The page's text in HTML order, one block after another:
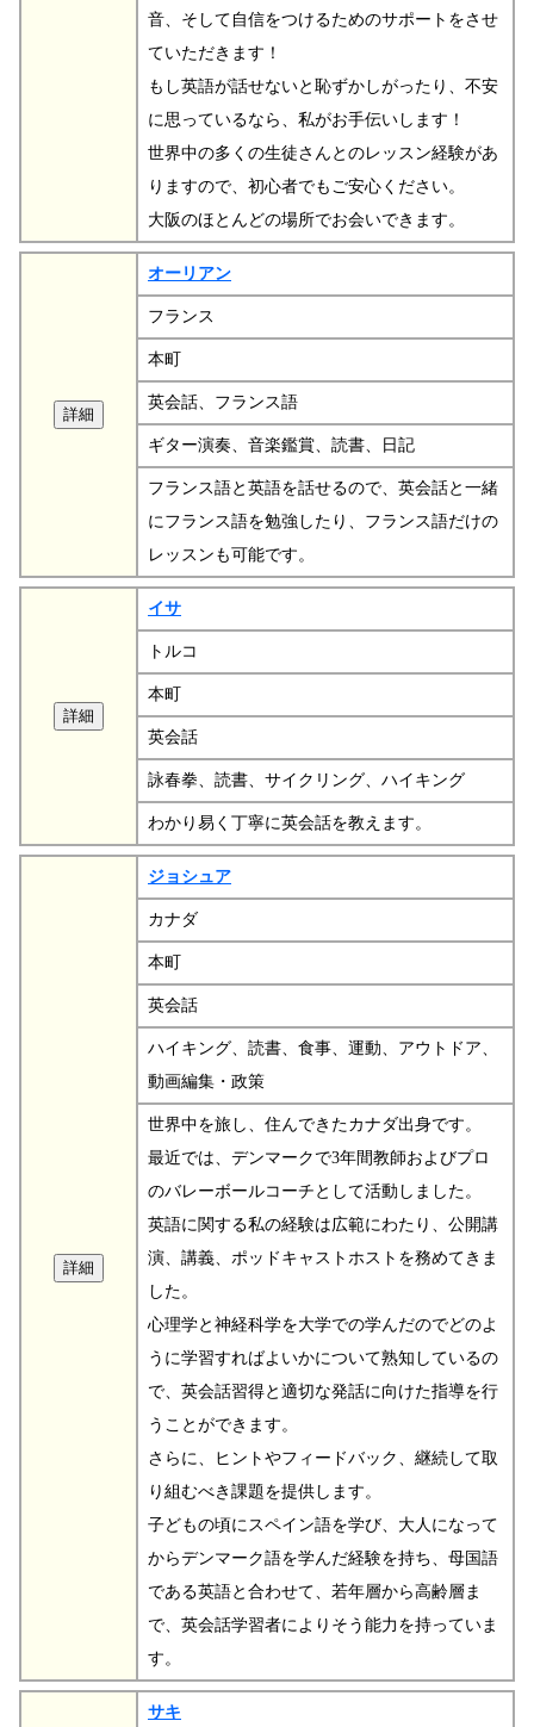
音、そして自信をつけるためのサポートをさせ
ていただきます！
もし英語が話せないと恥ずかしがったり、不安
に思っているなら、私がお手伝いします！
世界中の多くの生徒さんとのレッスン経験があ
りますので、初心者でもご安心ください。
大阪のほとんどの場所でお会いできます。
オーリアン
フランス
本町
英会話、フランス語
ギター演奏、音楽鑑賞、読書、日記
フランス語と英語を話せるので、英会話と一緒
にフランス語を勉強したり、フランス語だけの
レッスンも可能です。
イサ
トルコ
本町
英会話
詠春拳、読書、サイクリング、ハイキング
わかり易く丁寧に英会話を教えます。
ジョシュア
カナダ
本町
英会話
ハイキング、読書、食事、運動、アウトドア、
動画編集・政策
世界中を旅し、住んできたカナダ出身です。
最近では、デンマークで3年間教師およびプロ
のバレーボールコーチとして活動しました。
英語に関する私の経験は広範にわたり、公開講
演、講義、ポッドキャストホストを務めてきま
した。
心理学と神経科学を大学での学んだのでどのよ
うに学習すればよいかについて熟知しているの
で、英会話習得と適切な発話に向けた指導を行
うことができます。
さらに、ヒントやフィードバック、継続して取
り組むべき課題を提供します。
子どもの頃にスペイン語を学び、大人になって
からデンマーク語を学んだ経験を持ち、母国語
である英語と合わせて、若年層から高齢層ま
で、英会話学習者によりそう能力を持っていま
す。
サキ